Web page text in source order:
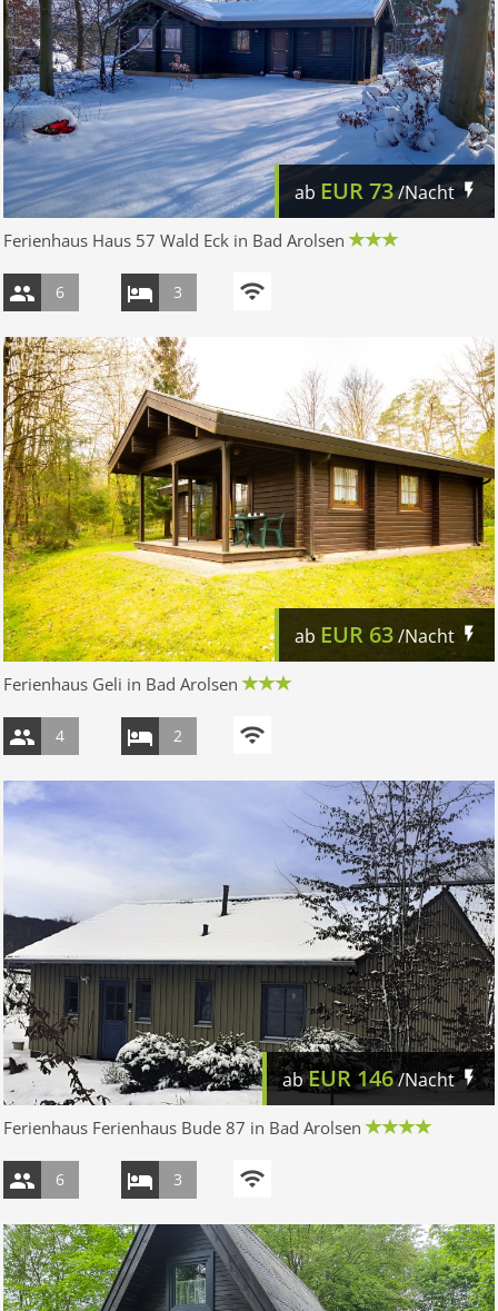
ab EUR73/Nacht
Ferienhaus Haus 57 Wald Eck in Bad Arolsen
6 3
ab EUR 63/Nacht
Ferienhaus Geli in Bad Arolsen
4 2
abEUR146/Nacht
Ferienhaus Ferienhaus Bude 87 in Bad Arolsen
6 3